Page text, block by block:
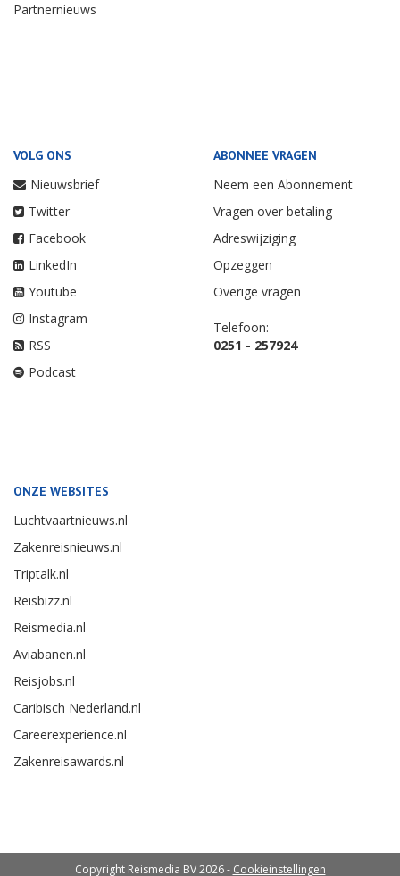
Partnernieuws
VOLG ONS
Nieuwsbrief
Twitter
Facebook
LinkedIn
Youtube
Instagram
RSS
Podcast
ABONNEE VRAGEN
Neem een Abonnement
Vragen over betaling
Adreswijziging
Opzeggen
Overige vragen
Telefoon:
0251 - 257924
ONZE WEBSITES
Luchtvaartnieuws.nl
Zakenreisnieuws.nl
Triptalk.nl
Reisbizz.nl
Reismedia.nl
Aviabanen.nl
Reisjobs.nl
Caribisch Nederland.nl
Careerexperience.nl
Zakenreisawards.nl
Copyright Reismedia BV 2026 - Cookieinstellingen